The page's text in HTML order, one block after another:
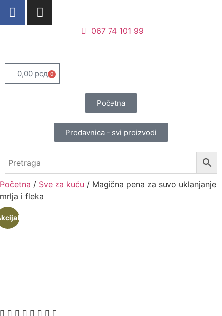
067 74 101 99
0,00 рсд 0
Početna
Prodavnica - svi proizvodi
Početna / Sve za kuću / Magična pena za suvo uklanjanje
mrlja i fleka